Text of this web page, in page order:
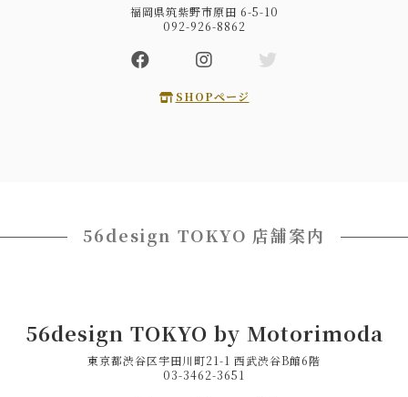
福岡県筑紫野市原田 6-5-10
092-926-8862
SHOPページ
56design TOKYO 店舗案内
56design TOKYO by Motorimoda
東京都渋谷区宇田川町21-1 西武渋谷B館6階
03-3462-3651